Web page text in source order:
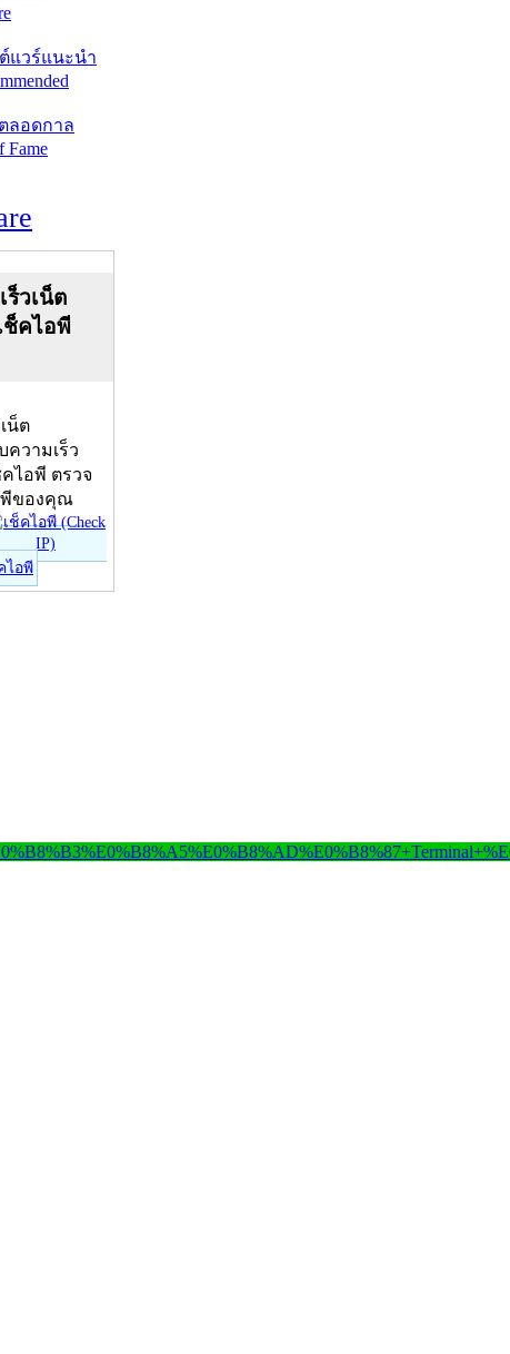
แวร์แนะนำ
ลอดกาล
Fame
ร็วเน็ต
ช็คไอพี
น็ต
ความเร็ว
ไอพี ตรวจ
พีของคุณ
ไอพี